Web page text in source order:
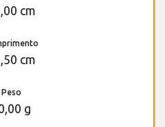
cm
cm
Peso
g